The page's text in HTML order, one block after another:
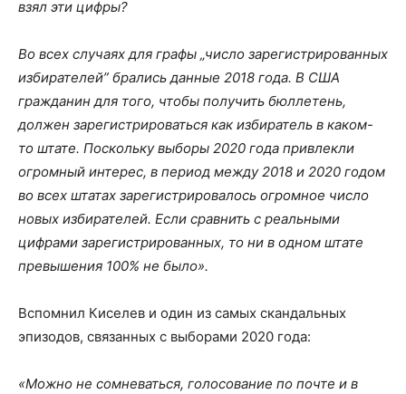
взял эти цифры?
Во всех случаях для графы „число зарегистрированных
избирателей” брались данные 2018 года. В США
гражданин для того, чтобы получить бюллетень,
должен зарегистрироваться как избиратель в каком-
то штате. Поскольку выборы 2020 года привлекли
огромный интерес, в период между 2018 и 2020 годом
во всех штатах зарегистрировалось огромное число
новых избирателей. Если сравнить с реальными
цифрами зарегистрированных, то ни в одном штате
превышения 100% не было».
Вспомнил Киселев и один из самых скандальных
эпизодов, связанных с выборами 2020 года:
«Можно не сомневаться, голосование по почте и в